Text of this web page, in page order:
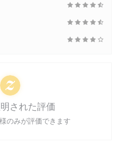
された評価
のみが評価できます